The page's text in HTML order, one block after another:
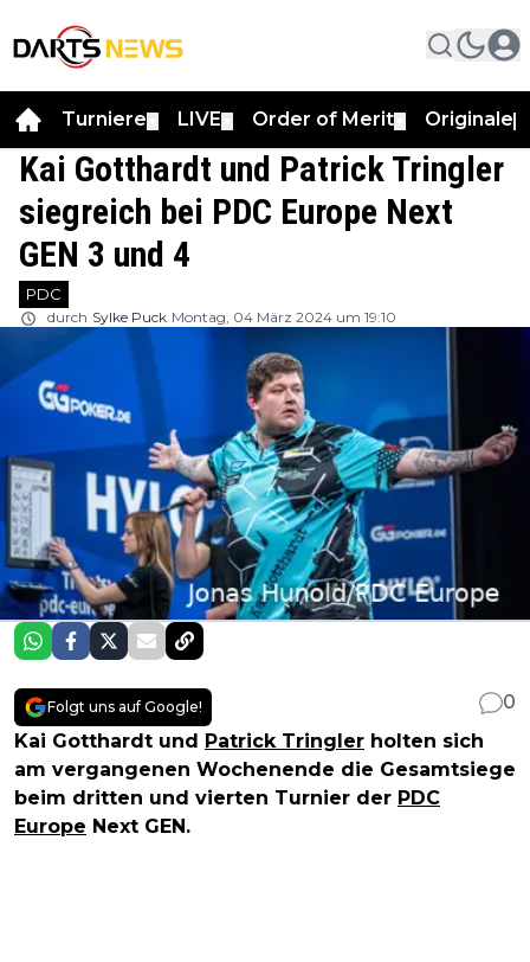
Turniere LIVE Order of Merit Originale
Kai Gotthardt und Patrick Tringler
siegreich bei PDC Europe Next
GEN 3 und 4
PDC
durch Sylke Puck Montag, 04 März 2024 um 19:10
Folgt uns auf Google!
0
Kai Gotthardt und Patrick Tringler holten sich
am vergangenen Wochenende die Gesamtsiege
beim dritten und vierten Turnier der PDC
Europe Next GEN.